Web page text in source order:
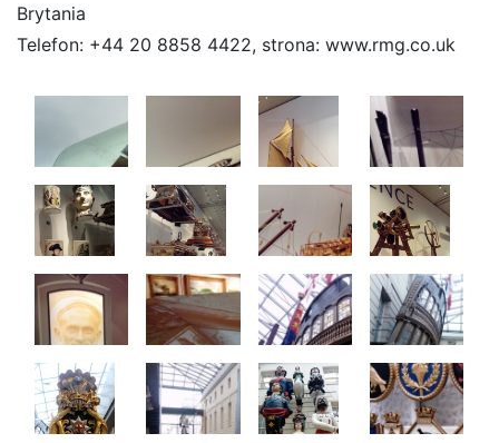
Brytania
Telefon: +44 20 8858 4422, strona: www.rmg.co.uk